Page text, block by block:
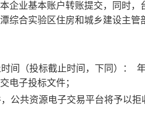
企业基本账户转账提交，同时
综合实验区住房和城乡建设主
间（投标截止时间，下同）：
电子投标文件；
公共资源电子交易平台将予以拒